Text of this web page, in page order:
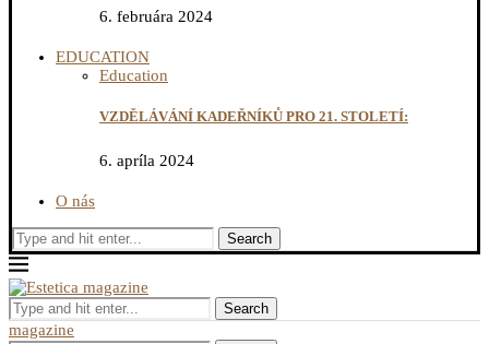
6. februára 2024
EDUCATION
Education
VZDĚLÁVÁNÍ KADEŘNÍKŮ PRO 21. STOLETÍ:
6. apríla 2024
O nás
Search
Search
magazine